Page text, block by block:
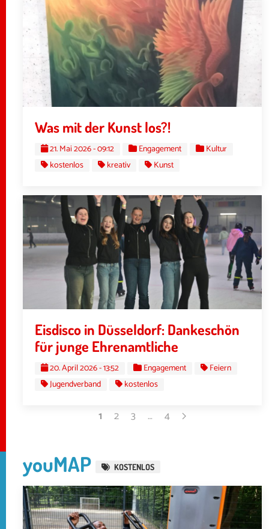
Was mit der Kunst los?!
21. Mai 2026 - 09:12 Engagement
Kultur
kostenlos
kreativ Kunst
Eisdisco in Düsseldorf: Dankeschön
für junge Ehrenamtliche
20. April 2026 - 13:52 Engagement
Feiern
Jugendverband
kostenlos
1 2 3 … 4
youMAP KOSTENLOS